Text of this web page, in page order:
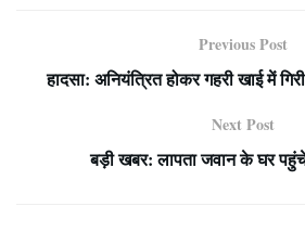
Previous Post
हादसा: अनियंत्रित होकर गहरी खाई में
Next Post
बड़ी खबर: लापता जवान के घर